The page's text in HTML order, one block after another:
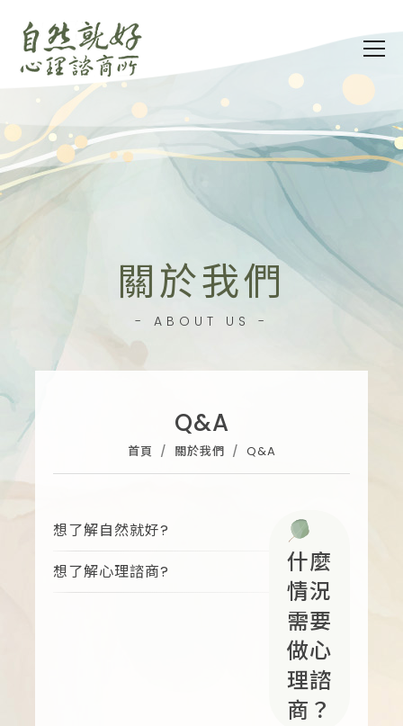
關於我們
- ABOUT US -
Q&A
首頁 關於我們 Q&A
想了解自然就好?
想了解心理諮商?
什麼
情況
需要
做心
理諮
商？